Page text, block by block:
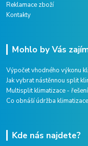
Reklamace zboží
Kontakty
Mohlo by Vás
Výpočet vhodného výkonu
Jak vybrat nástěnnou split
Multisplit klimatizace -
Co obnáší údržba
Kde nás najdete?